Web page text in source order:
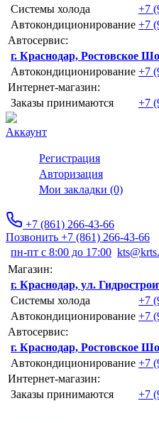
Системы холода
+7
Автокондиционирование +7
Автосервис:
г. Краснодар, Ростовское
Автокондиционирование +7
Интернет-магазин:
Заказы принимаются
+7
Аккаунт
Регистрация
Авторизация
Мои закладки (0)
+7 (861) 266-43-66
Позвонить +7 (861) 266-43-66
пн-пт с 8:00 до 17:00
Магазин:
г. Краснодар, ул.
Системы холода
+7
Автокондиционирование +7
Автосервис:
г. Краснодар, Ростовское
Автокондиционирование +7
Интернет-магазин:
Заказы принимаются
+7